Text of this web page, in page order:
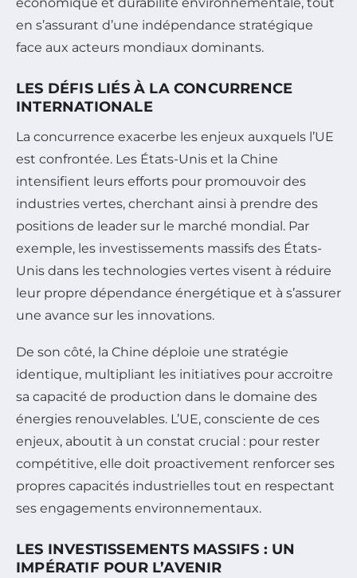
économique et durabilité environnementale, tout
en s’assurant d’une indépendance stratégique
face aux acteurs mondiaux dominants.
LES DÉFIS LIÉS À LA CONCURRENCE
INTERNATIONALE
La concurrence exacerbe les enjeux auxquels l’UE
est confrontée. Les États-Unis et la Chine
intensifient leurs efforts pour promouvoir des
industries vertes, cherchant ainsi à prendre des
positions de leader sur le marché mondial. Par
exemple, les investissements massifs des États-
Unis dans les technologies vertes visent à réduire
leur propre dépendance énergétique et à s’assurer
une avance sur les innovations.
De son côté, la Chine déploie une stratégie
identique, multipliant les initiatives pour accroitre
sa capacité de production dans le domaine des
énergies renouvelables. L’UE, consciente de ces
enjeux, aboutit à un constat crucial : pour rester
compétitive, elle doit proactivement renforcer ses
propres capacités industrielles tout en respectant
ses engagements environnementaux.
LES INVESTISSEMENTS MASSIFS : UN
IMPÉRATIF POUR L’AVENIR